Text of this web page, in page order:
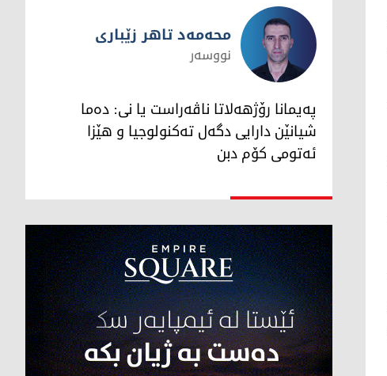
محەمەد تاهر زێبارى
محەمەد تاهر زێبارى
نووسەر
پەیمانا رۆژهەلاتا ناڤەراست یا نى: دەما
شیانێن دارایى دگەل تەکنولوجیا و هێزا
ئەتومى کۆم دبن